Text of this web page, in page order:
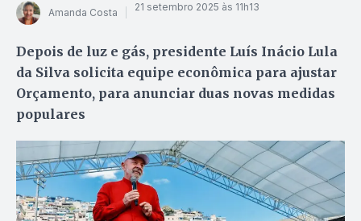
Amanda Costa 21 setembro 2025 às 11h13
Depois de luz e gás, presidente Luís Inácio Lula
da Silva solicita equipe econômica para ajustar
Orçamento, para anunciar duas novas medidas
populares